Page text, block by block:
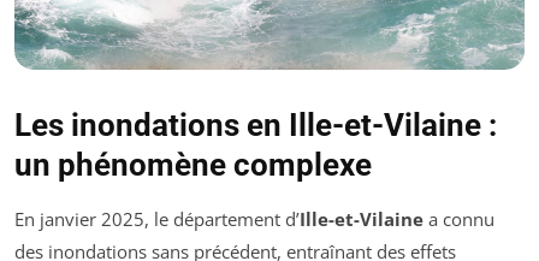
Les inondations en Ille-et-Vilaine :
un phénomène complexe
En janvier 2025, le département d’Ille-et-Vilaine a connu
des inondations sans précédent, entraînant des effets